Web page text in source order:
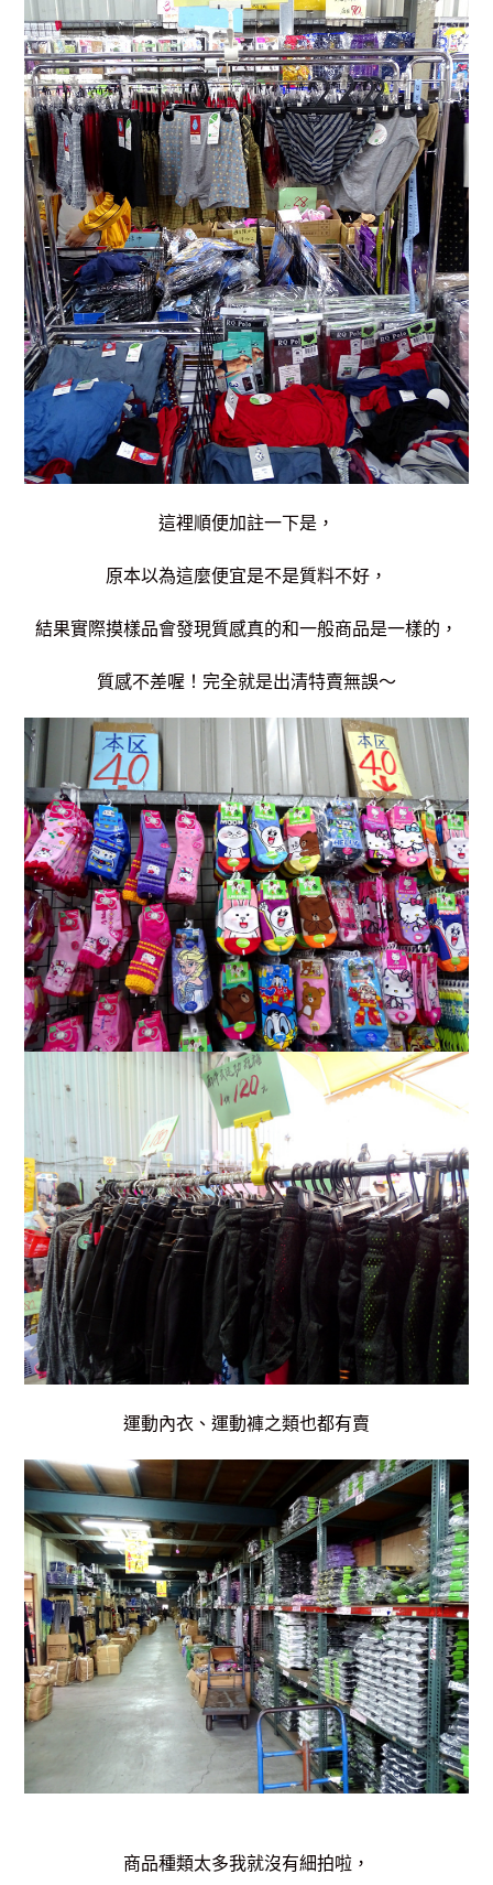
這裡順便加註一下是，
原本以為這麼便宜是不是質料不好，
結果實際摸樣品會發現質感真的和一般商品是一樣的，
質感不差喔！完全就是出清特賣無誤～
運動內衣、運動褲之類也都有賣
商品種類太多我就沒有細拍啦，